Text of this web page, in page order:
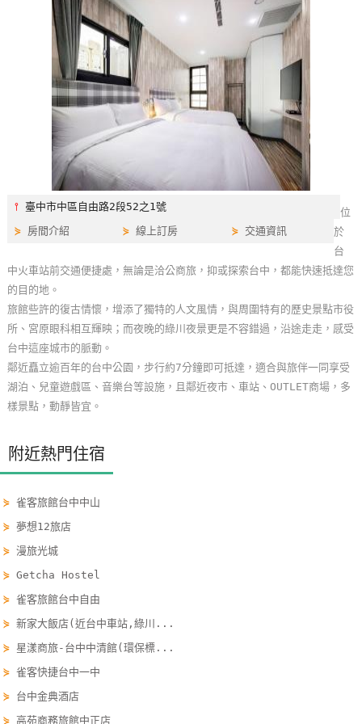
紅
帶
你
玩
玩
樂
顧
客
務
客
滿
意
度
⫯臺中市中區自由路2段52之1號
⋟ 房間介紹 ⋟線上訂房 ⋟ 交通資訊
位
於
台
中火車站前交通便捷處，無論是洽公商旅，抑或探索台中，都能快速抵達您
的目的地。
旅館些許的復古情懷，增添了獨特的人文風情，與周圍特有的歷史景點市役
所、宮原眼科相互輝映；而夜晚的綠川夜景更是不容錯過，沿途走走，感受
台中這座城市的脈動。
鄰近矗立逾百年的台中公園，步行約7分鐘即可抵達，適合與旅伴一同享受
湖泊、兒童遊戲區、音樂台等設施，且鄰近夜市、車站、OUTLET商場，多
樣景點，動靜皆宜。
附近熱門住宿
⋟雀客旅館台中中山
⋟夢想12旅店
⋟漫旅光城
⋟Getcha Hostel
⋟雀客旅館台中自由
⋟新家大飯店(近台中車站,綠川...
⋟ 星漾商旅-台中中清館(環保標...
⋟雀客快捷台中一中
⋟ 台中金典酒店
⋟高苑商務旅館中正店